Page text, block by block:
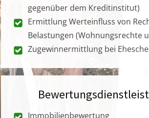
gegenüber dem Kreditinstitut)
Ermittlung Werteinfluss von
Belastungen (Wohnungsrechte
Zugewinnermittlung bei
Immobilienbewertung